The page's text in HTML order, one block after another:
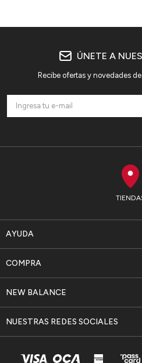
AYUDA
NEW BALANCE
COMPRA
NUESTRAS REDES SOCIALES
ÚNETE A
Recibe ofertas y novedades